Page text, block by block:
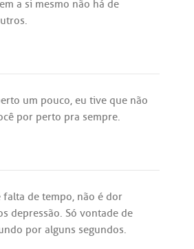
a si mesmo não há de
.
um pouco, eu tive que não
por perto pra sempre.
falta de tempo, não é dor
depressão. Só vontade de
por alguns segundos.